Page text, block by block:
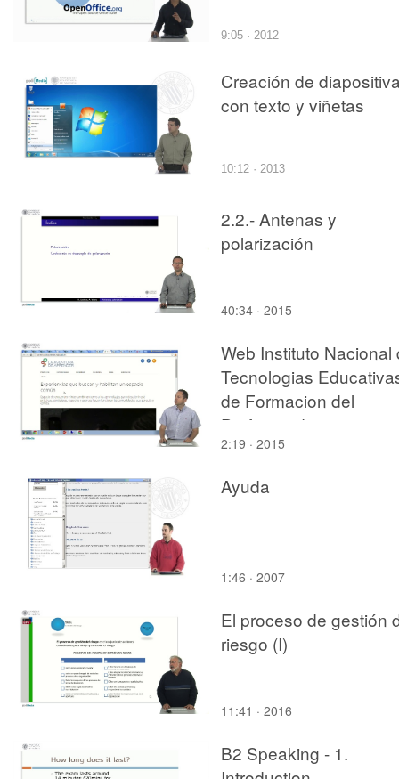
9:05 · 2012
Creación de
con texto y viñetas
10:12 · 2013
2.2.- Antenas y
polarización
40:34 · 2015
Web Instituto Nacional
Tecnologias
de Formacion del
Profesorado
2:19 · 2015
Ayuda
1:46 · 2007
El proceso de gestión
riesgo (I)
11:41 · 2016
B2 Speaking - 1.